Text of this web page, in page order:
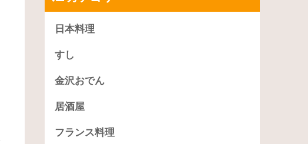
日本料理
すし
金沢おでん
居酒屋
フランス料理